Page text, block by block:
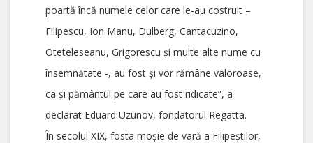
poartă încă numele celor care le-au costruit –
Filipescu, Ion Manu, Dulberg, Cantacuzino,
Oteteleseanu, Grigorescu și multe alte nume cu
însemnătate -, au fost și vor rămâne valoroase,
ca și pământul pe care au fost ridicate”, a
declarat Eduard Uzunov, fondatorul Regatta.
În secolul XIX, fosta moșie de vară a Filipeștilor,